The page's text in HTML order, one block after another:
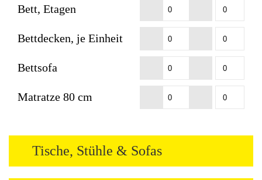
Bett, Etagen
Bettdecken, je Einheit
Bettsofa
Matratze 80 cm
Tische, Stühle & Sofas